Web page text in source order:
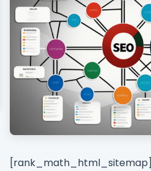
[rank_math_html_sitemap]